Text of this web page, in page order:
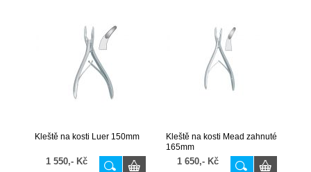
Kleště na kosti Luer 150mm
1 550,- Kč
Kleště na kosti Mead zahnuté
165mm
1 650,- Kč